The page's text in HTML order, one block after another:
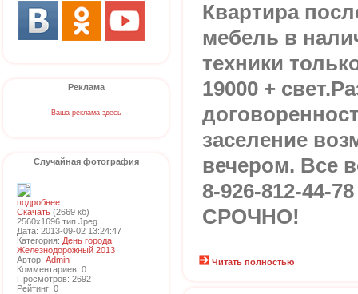
Реклама
Ваша реклама здесь
Случайная фотография
подробнее...
Скачать (2669 кб)
2560x1696 тип Jpeg
Дата: 2013-09-02 13:24:47
Категория: День города
Железнодорожный 2013
Автор: Admin
Комментариев: 0
Просмотров: 2692
Рейтинг: 0
Квартира
мебель в
техники
19000 +
заселение
вечером. Все
8-926-812-44-
СРОЧНО!
Читать полностью